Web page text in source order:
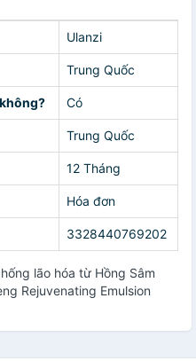
Ulanzi
Trung Quốc
Có
Trung Quốc
12 Tháng
Hóa đơn
3328440769202
lão hóa từ Hồng Sâm
Rejuvenating Emulsion